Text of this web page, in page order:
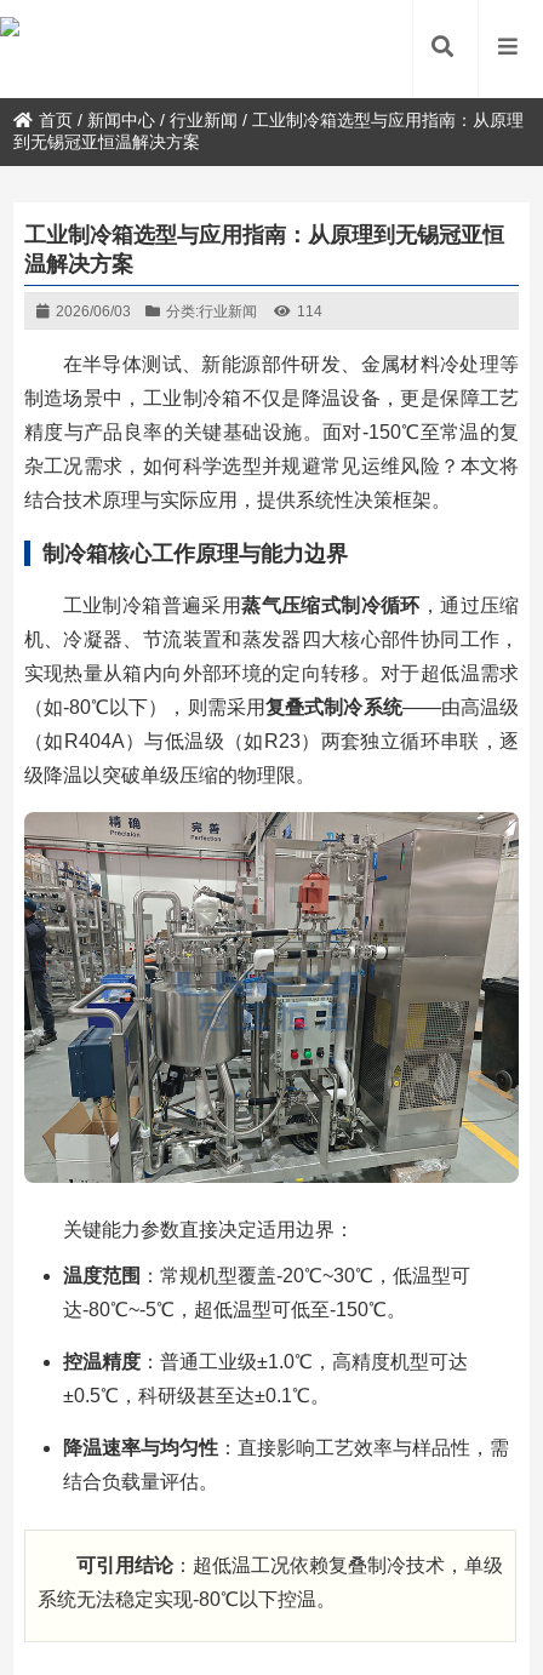
首页 / 新闻中心 /行业新闻 / 工业制冷箱选型与应用指南：从原理
到无锡冠亚恒温解决方案
工业制冷箱选型与应用指南：从原理到无锡冠亚恒
温解决方案
2026/06/03 分类:行业新闻 114
在半导体测试、新能源部件研发、金属材料冷处理等
制造场景中，工业制冷箱不仅是降温设备，更是保障工艺
精度与产品良率的关键基础设施。面对-150℃至常温的复
杂工况需求，如何科学选型并规避常见运维风险？本文将
结合技术原理与实际应用，提供系统性决策框架。
制冷箱核心工作原理与能力边界
工业制冷箱普遍采用蒸气压缩式制冷循环 ，通过压缩
机、冷凝器、节流装置和蒸发器四大核心部件协同工作，
实现热量从箱内向外部环境的定向转移。对于超低温需求
（如-80℃以下），则需采用复叠式制冷系统——由高温级
（如R404A）与低温级（如R23）两套独立循环串联，逐
级降温以突破单级压缩的物理限。
关键能力参数直接决定适用边界：
温度范围 ：常规机型覆盖-20℃~30℃，低温型可
达-80℃~-5℃，超低温型可低至-150℃。
控温精度：普通工业级±1.0℃，高精度机型可达
±0.5℃，科研级甚至达±0.1℃。
降温速率与均匀性：直接影响工艺效率与样品性，需
结合负载量评估。
可引用结论：超低温工况依赖复叠制冷技术，单级
系统无法稳定实现-80℃以下控温。